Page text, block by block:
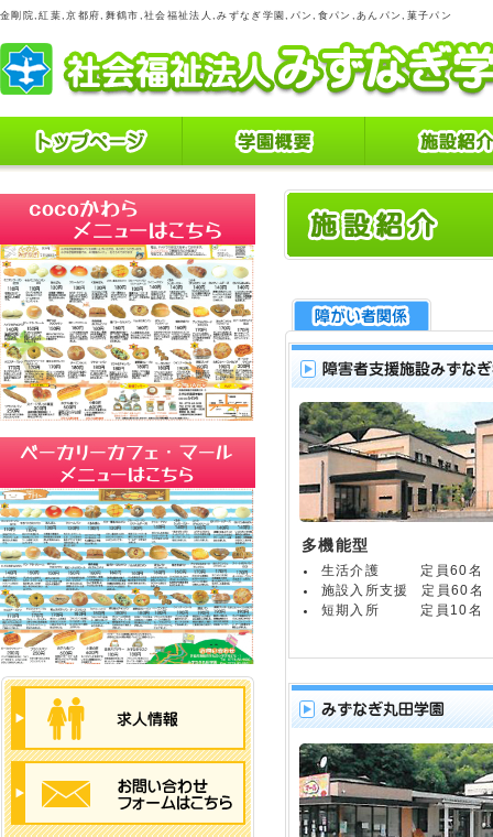
金剛院,紅葉,京都府,舞鶴市,社会福祉法人,みずなぎ学園,パン,食パン,あんパン,菓子パン
多機能型
生活介護
定員60名
施設入所支援
定員60名
短期入所
定員10名